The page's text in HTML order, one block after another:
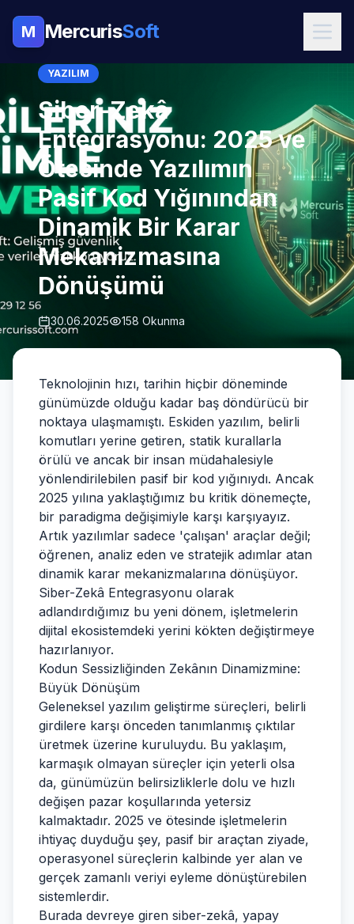
M MercurisSoft
YAZILIM
Siber-Zekâ
Entegrasyonu: 2025 ve
Ötesinde Yazılımın
Pasif Kod Yığınından
Dinamik Bir Karar
Mekanizmasına
Dönüşümü
30.06.2025 158 Okunma
Teknolojinin hızı, tarihin hiçbir döneminde
günümüzde olduğu kadar baş döndürücü bir
noktaya ulaşmamıştı. Eskiden yazılım, belirli
komutları yerine getiren, statik kurallarla
örülü ve ancak bir insan müdahalesiyle
yönlendirilebilen pasif bir kod yığınıydı. Ancak
2025 yılına yaklaştığımız bu kritik dönemeçte,
bir paradigma değişimiyle karşı karşıyayız.
Artık yazılımlar sadece 'çalışan' araçlar değil;
öğrenen, analiz eden ve stratejik adımlar atan
dinamik karar mekanizmalarına dönüşüyor.
Siber-Zekâ Entegrasyonu olarak
adlandırdığımız bu yeni dönem, işletmelerin
dijital ekosistemdeki yerini kökten değiştirmeye
hazırlanıyor.
Kodun Sessizliğinden Zekânın Dinamizmine:
Büyük Dönüşüm
Geleneksel yazılım geliştirme süreçleri, belirli
girdilere karşı önceden tanımlanmış çıktılar
üretmek üzerine kuruluydu. Bu yaklaşım,
karmaşık olmayan süreçler için yeterli olsa
da, günümüzün belirsizliklerle dolu ve hızlı
değişen pazar koşullarında yetersiz
kalmaktadır. 2025 ve ötesinde işletmelerin
ihtiyaç duyduğu şey, pasif bir araçtan ziyade,
operasyonel süreçlerin kalbinde yer alan ve
gerçek zamanlı veriyi eyleme dönüştürebilen
sistemlerdir.
Burada devreye giren siber-zekâ, yapay